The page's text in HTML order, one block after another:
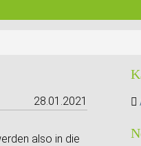
28.01.2021
also in die